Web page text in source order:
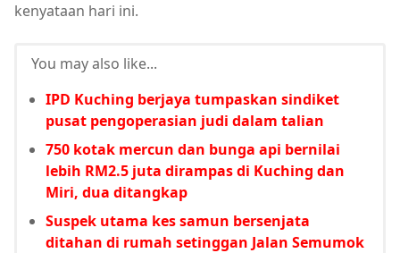
kenyataan hari ini.
You may also like...
IPD Kuching berjaya tumpaskan sindiket
pusat pengoperasian judi dalam talian
750 kotak mercun dan bunga api bernilai
lebih RM2.5 juta dirampas di Kuching dan
Miri, dua ditangkap
Suspek utama kes samun bersenjata
ditahan di rumah setinggan Jalan Semumok